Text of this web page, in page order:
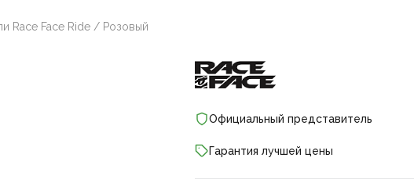
Race Face Ride / Розовый
Официальный представитель
Гарантия лучшей цены